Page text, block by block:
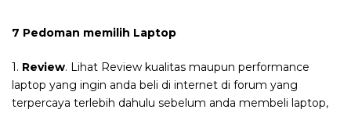
7 Pedoman memilih Laptop
1. Review. Lihat Review kualitas maupun performance
laptop yang ingin anda beli di internet di forum yang
terpercaya terlebih dahulu sebelum anda membeli laptop,